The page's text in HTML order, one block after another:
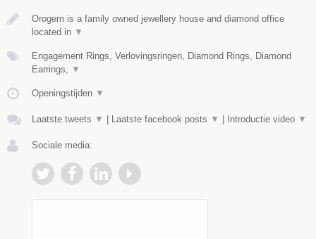
Orogem is a family owned jewellery house and diamond office
located in ▼
Engagement Rings, Verlovingsringen, Diamond Rings, Diamond
Earrings, ▼
Openingstijden ▼
Laatste tweets ▼ Laatste facebook posts ▼ Introductie video ▼
Sociale media: